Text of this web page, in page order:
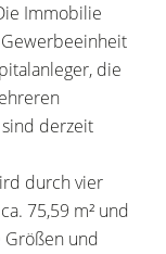
Immobilie
die
derzeit
durch vier
75,59 m² und
Größen und